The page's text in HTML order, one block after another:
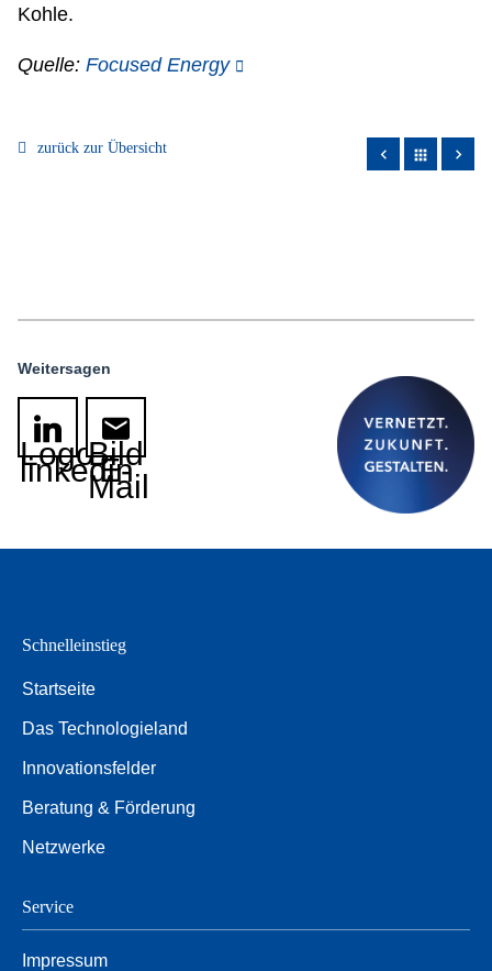
Kohle.
Quelle: Focused Energy
zurück zur Übersicht apps
Weitersagen
Logo
linkedin
Bild
E-
Mail
Schnelleinstieg
Startseite
Das Technologieland
Innovationsfelder
Beratung & Förderung
Netzwerke
Service
Impressum